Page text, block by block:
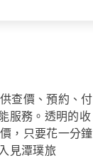
查價、預約、付
服務。透明的收
，只要花一分鐘
見潭璞旅